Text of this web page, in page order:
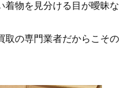
着物を見分ける目が曖昧な
取の専門業者だからこその